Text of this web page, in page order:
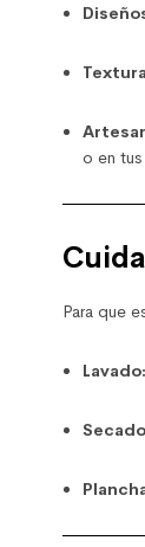
o en tus
Para que
Lavado: